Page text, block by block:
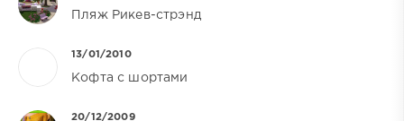
Пляж Рикев-стрэнд
13/01/2010
Кофта с шортами
20/12/2009